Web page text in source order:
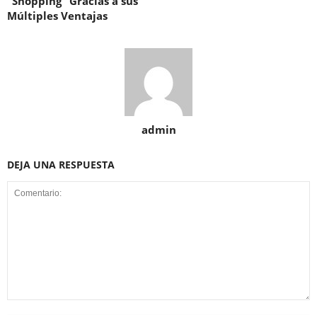
Múltiples Ventajas
admin
DEJA UNA RESPUESTA